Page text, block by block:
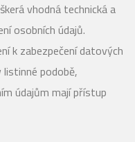
vhodná technická a
osobních údajů.
k zabezpečení datových
podobě,
údajům mají přístup